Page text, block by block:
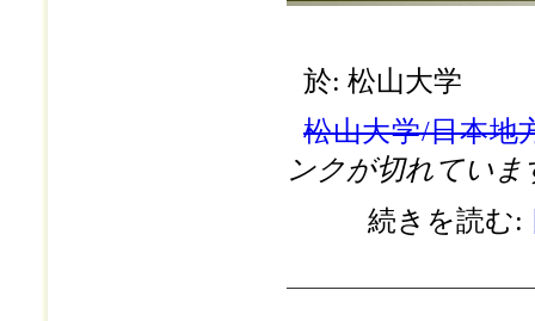
於: 松山大学
松山大学/日本地
ンクが切れてい
続きを読む: